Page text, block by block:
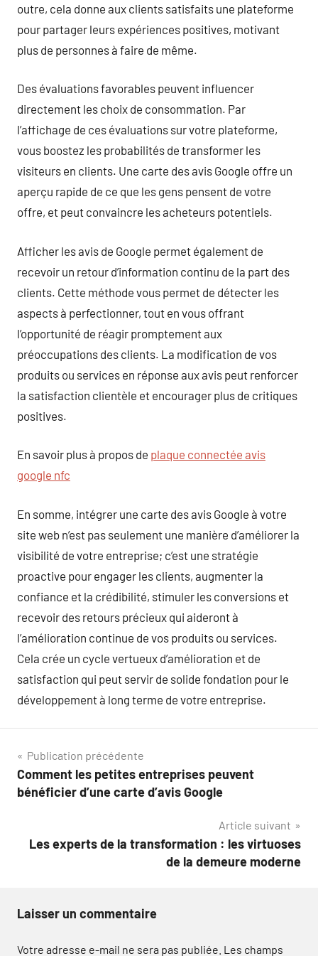
outre, cela donne aux clients satisfaits une plateforme
pour partager leurs expériences positives, motivant
plus de personnes à faire de même.
Des évaluations favorables peuvent influencer
directement les choix de consommation. Par
l’affichage de ces évaluations sur votre plateforme,
vous boostez les probabilités de transformer les
visiteurs en clients. Une carte des avis Google offre un
aperçu rapide de ce que les gens pensent de votre
offre, et peut convaincre les acheteurs potentiels.
Afficher les avis de Google permet également de
recevoir un retour d’information continu de la part des
clients. Cette méthode vous permet de détecter les
aspects à perfectionner, tout en vous offrant
l’opportunité de réagir promptement aux
préoccupations des clients. La modification de vos
produits ou services en réponse aux avis peut renforcer
la satisfaction clientèle et encourager plus de critiques
positives.
En savoir plus à propos de plaque connectée avis
google nfc
En somme, intégrer une carte des avis Google à votre
site web n’est pas seulement une manière d’améliorer la
visibilité de votre entreprise; c’est une stratégie
proactive pour engager les clients, augmenter la
confiance et la crédibilité, stimuler les conversions et
recevoir des retours précieux qui aideront à
l’amélioration continue de vos produits ou services.
Cela crée un cycle vertueux d’amélioration et de
satisfaction qui peut servir de solide fondation pour le
développement à long terme de votre entreprise.
Navigation
de
Publication précédente
Comment les petites entreprises peuvent
bénéficier d’une carte d’avis Google
Article suivant
Les experts de la transformation : les virtuoses
de la demeure moderne
Laisser un commentaire
Votre adresse e-mail ne sera pas publiée. Les champs